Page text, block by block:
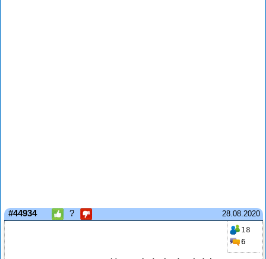
28.08.2020
#44934 ?
18
6